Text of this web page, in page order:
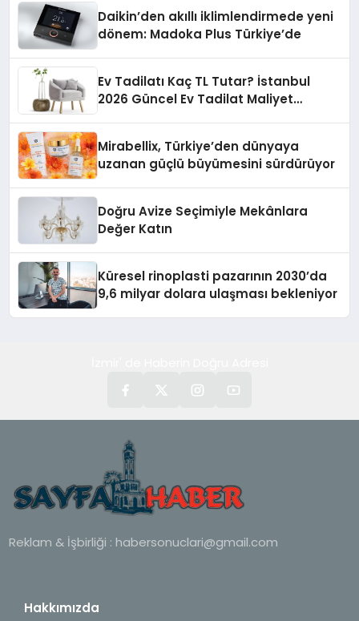
Daikin’den akıllı iklimlendirmede yeni
dönem: Madoka Plus Türkiye’de
Ev Tadilatı Kaç TL Tutar? İstanbul
2026 Güncel Ev Tadilat Maliyet
Mirabellix, Türkiye’den dünyaya
uzanan güçlü büyümesini sürdürüyor
Doğru Avize Seçimiyle Mekânlara
Değer Katın
Küresel rinoplasti pazarının 2030’da
9,6 milyar dolara ulaşması bekleniyor
Reklam & İşbirliği : habersonuclari@gmail.com
Hakkımızda